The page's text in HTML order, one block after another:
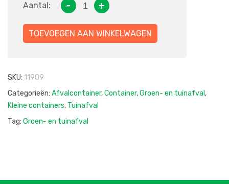
Aantal:
TOEVOEGEN AAN WINKELWAGEN
SKU: 11909
Categorieën: Afvalcontainer,Container,Groen- en tuinafval ,
Kleine containers, Tuinafval
Tag: Groen- en tuinafval